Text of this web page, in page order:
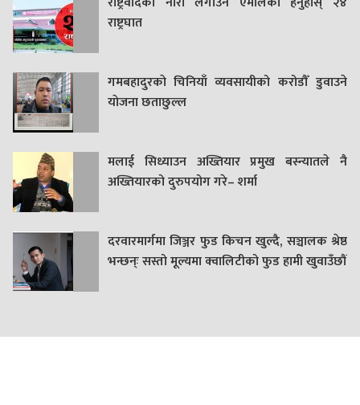
राष्ट्रघात
गमबहादुरकाे चिनियाँ व्यवसायीको करोडौँ डुवाउने
याेजना छताछुल्ल
मलाई सिध्याउन अख्तियार प्रमुख बस्न्यातले नै
अख्तियारको दुरुपयोग गरे– शर्मा
दरवारमार्गमा जिञ्जर फुड किचन खुल्दै, सञ्चालक श्रेष्ठ
भन्छन्ः सस्तो मूल्यमा क्वालिटीको फुड हामी खुवाउँछौं